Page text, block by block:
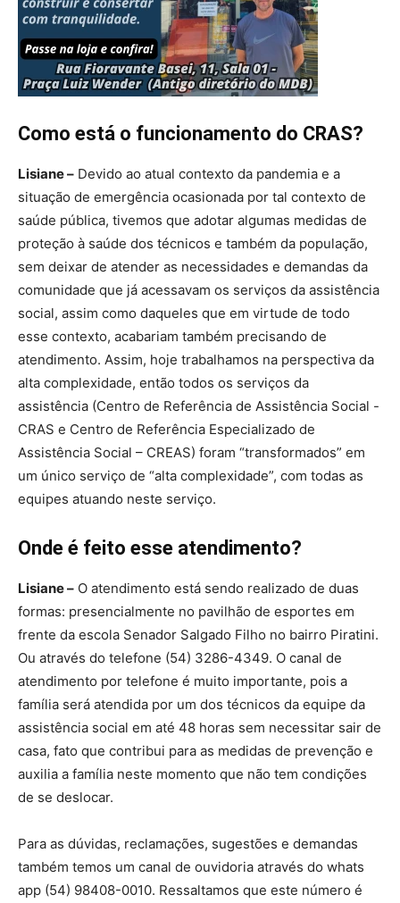
Como está o funcionamento do CRAS?
Lisiane – Devido ao atual contexto da pandemia e a
situação de emergência ocasionada por tal contexto de
saúde pública, tivemos que adotar algumas medidas de
proteção à saúde dos técnicos e também da população,
sem deixar de atender as necessidades e demandas da
comunidade que já acessavam os serviços da assistência
social, assim como daqueles que em virtude de todo
esse contexto, acabariam também precisando de
atendimento. Assim, hoje trabalhamos na perspectiva da
alta complexidade, então todos os serviços da
assistência (Centro de Referência de Assistência Social -
CRAS e Centro de Referência Especializado de
Assistência Social – CREAS) foram “transformados” em
um único serviço de “alta complexidade”, com todas as
equipes atuando neste serviço.
Onde é feito esse atendimento?
Lisiane – O atendimento está sendo realizado de duas
formas: presencialmente no pavilhão de esportes em
frente da escola Senador Salgado Filho no bairro Piratini.
Ou através do telefone (54) 3286-4349. O canal de
atendimento por telefone é muito importante, pois a
família será atendida por um dos técnicos da equipe da
assistência social em até 48 horas sem necessitar sair de
casa, fato que contribui para as medidas de prevenção e
auxilia a família neste momento que não tem condições
de se deslocar.
Para as dúvidas, reclamações, sugestões e demandas
também temos um canal de ouvidoria através do whats
app (54) 98408-0010. Ressaltamos que este número é